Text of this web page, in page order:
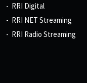
RRI Digital
RRI NET Streaming
RRI Radio Streaming